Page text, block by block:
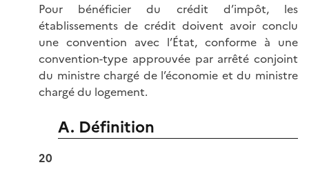
Pour bénéficier du crédit d’impôt, les
établissements de crédit doivent avoir conclu
une convention avec l’État, conforme à une
convention-type approuvée par arrêté conjoint
du ministre chargé de l’économie et du ministre
chargé du logement.
A. Définition
20